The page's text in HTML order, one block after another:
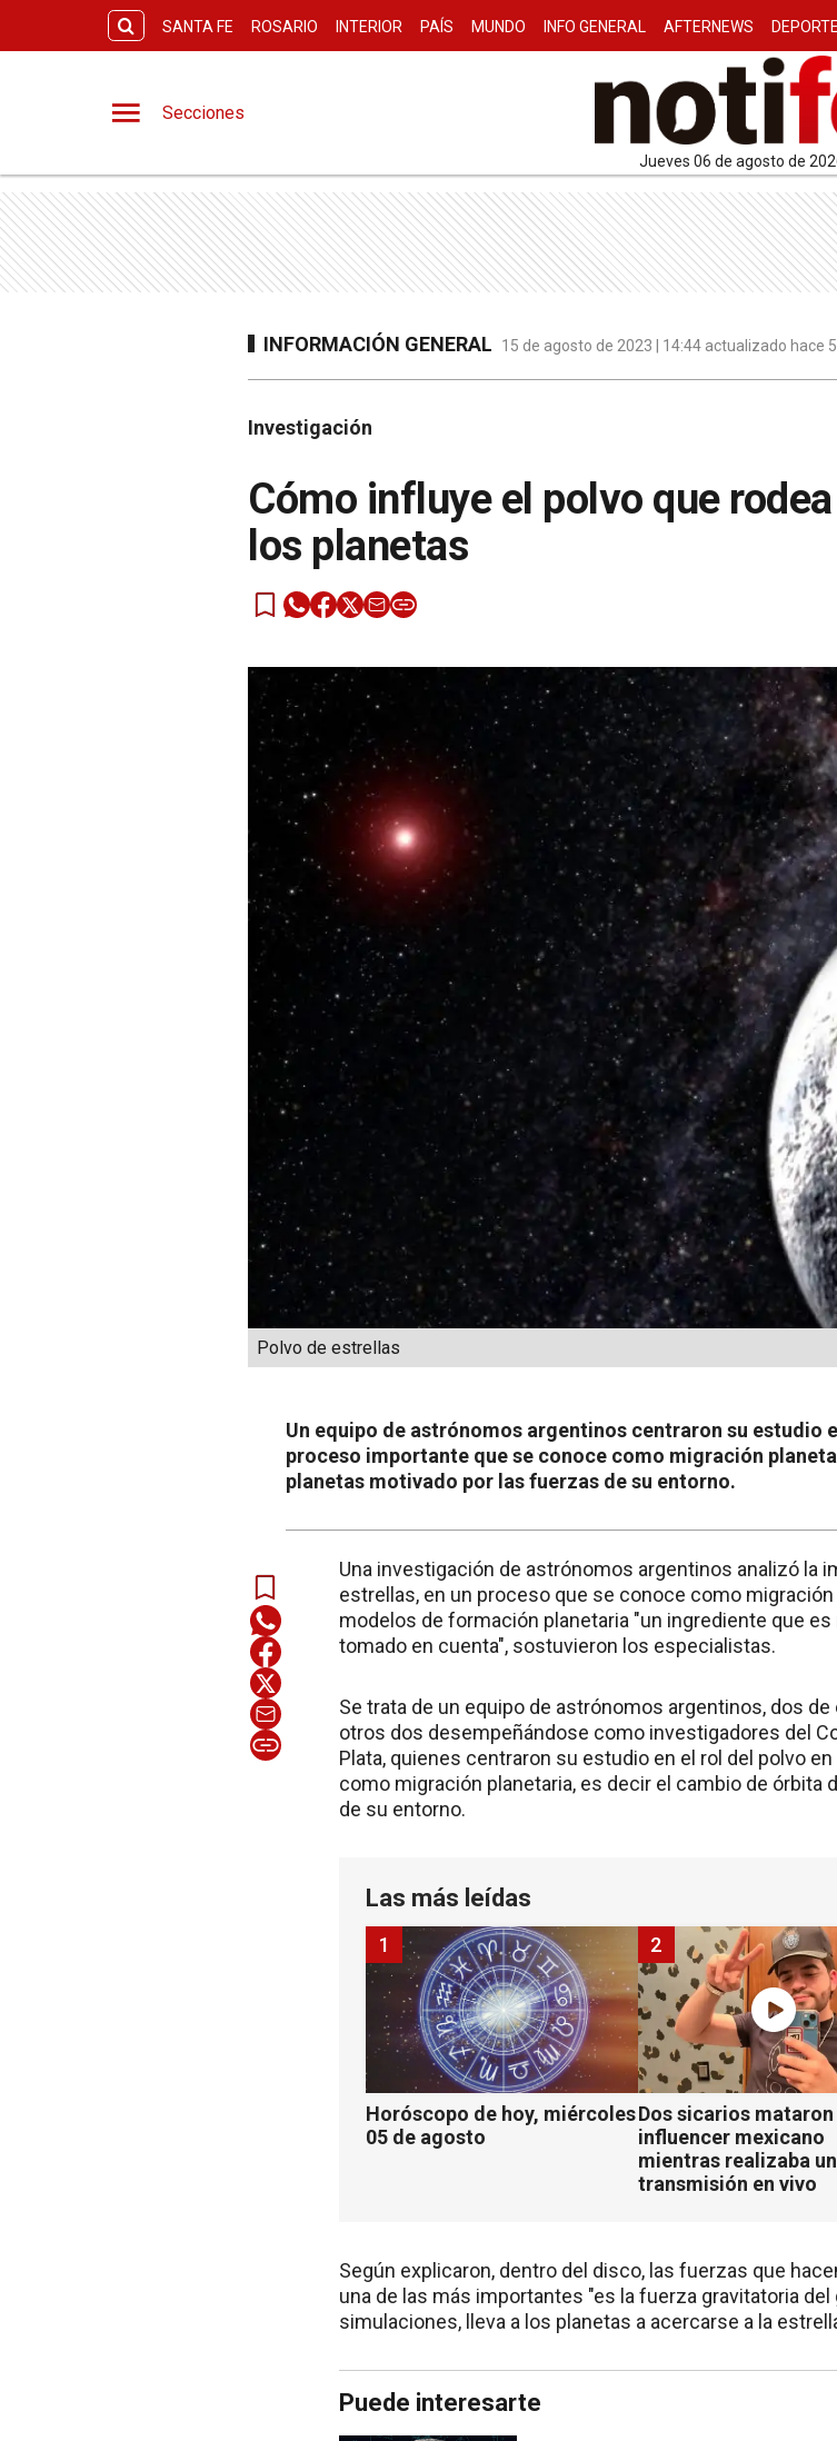
SANTA FE ROSARIO INTERIOR PAÍS MUNDO INFO GENERAL AFTERNEWS
Secciones
jueves 06 de agosto de
INFORMACIÓN GENERAL 15 de agosto de 2023 | 14:44 actualizado hace
Investigación
Cómo influye el polvo que
los planetas
Polvo de estrellas
Un equipo de astrónomos argentinos centraron su estudio
proceso importante que se conoce como migración
planetas motivado por las fuerzas de su entorno.
Una investigación de astrónomos argentinos analizó la
estrellas, en un proceso que se conoce como
modelos de formación planetaria "un ingrediente que
tomado en cuenta", sostuvieron los especialistas.
Se trata de un equipo de astrónomos argentinos, dos
otros dos desempeñándose como investigadores del
Plata, quienes centraron su estudio en el rol del polvo
como migración planetaria, es decir el cambio de órbita
de su entorno.
Las más leídas
Horóscopo de hoy, miércoles
05 de agosto
1
Dos sicarios mataron
influencer mexicano
mientras realizaba
transmisión en vivo
2
Según explicaron, dentro del disco, las fuerzas que
una de las más importantes "es la fuerza gravitatoria del
simulaciones, lleva a los planetas a acercarse a la
Puede interesarte